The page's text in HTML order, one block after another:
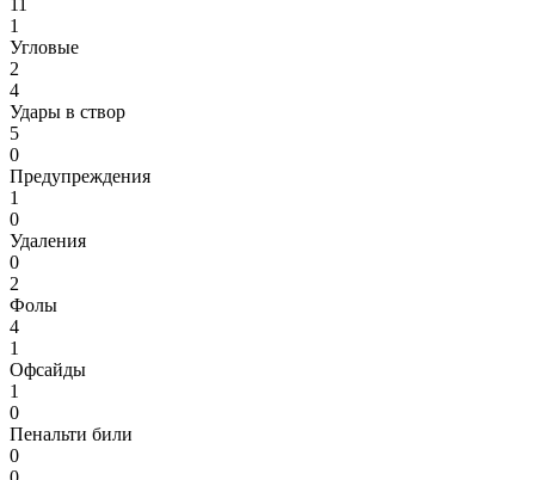
11
1
Угловые
2
4
Удары в створ
5
0
Предупреждения
1
0
Удаления
0
2
Фолы
4
1
Офсайды
1
0
Пенальти били
0